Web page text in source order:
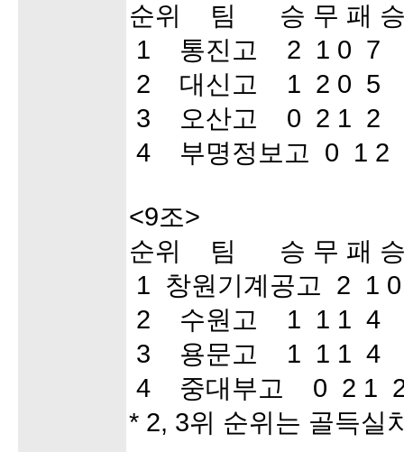
순위 팀 승 무 패 승
1 통진고 2 1 0 7
2 대신고 1 2 0 5
3 오산고 0 2 1 2
4 부명정보고 0 1
<9조>
순위 팀 승 무 패 승
1 창원기계공고 2 1
2 수원고 1 1 1 4
3 용문고 1 1 1 4
4 중대부고 0 2 1
* 2, 3위 순위는 골득실